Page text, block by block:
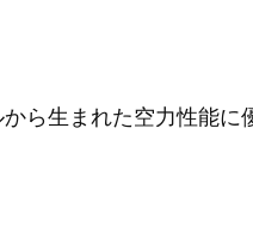
ら生まれた空力性能